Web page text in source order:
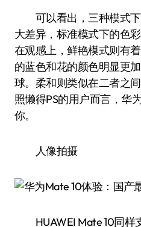
可以看出，三种模式下
大差异，标准模式下的色
在观感上，鲜艳模式则有
的蓝色和花的颜色明显更
球。柔和则类似在二者之
照懒得PS的用户而言，华
你。
人像拍摄
HUAWEI Mate 10同样